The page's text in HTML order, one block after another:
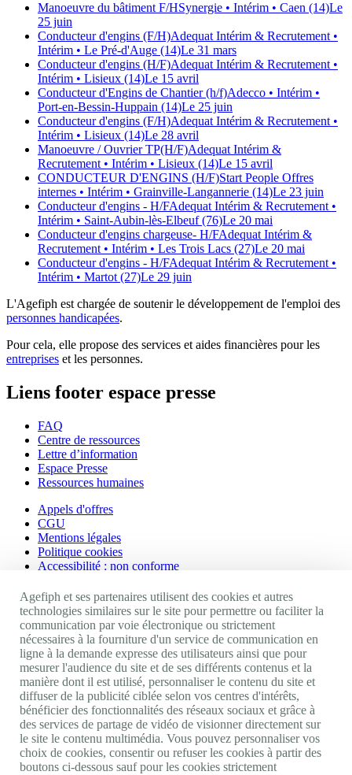
Manoeuvre du bâtiment F/HSynergie • Intérim • Caen (14)Le
25 juin
Conducteur d'engins (F/H)Adequat Intérim & Recrutement •
Intérim • Le Pré-d'Auge (14)Le 31 mars
Conducteur d'engins (H/F)Adequat Intérim & Recrutement •
Intérim • Lisieux (14)Le 15 avril
Conducteur d'Engins de Chantier (h/f)Adecco • Intérim •
Port-en-Bessin-Huppain (14)Le 25 juin
Conducteur d'engins (F/H)Adequat Intérim & Recrutement •
Intérim • Lisieux (14)Le 28 avril
Manoeuvre / Ouvrier TP(H/F)Adequat Intérim &
Recrutement • Intérim • Lisieux (14)Le 15 avril
CONDUCTEUR D'ENGINS (H/F)Start People Offres
internes • Intérim • Grainville-Langannerie (14)Le 23 juin
Conducteur d'engins - H/FAdequat Intérim & Recrutement •
Intérim • Saint-Aubin-lès-Elbeuf (76)Le 20 mai
Conducteur d'engins chargeuse- H/FAdequat Intérim &
Recrutement • Intérim • Les Trois Lacs (27)Le 20 mai
Conducteur d'engins - H/FAdequat Intérim & Recrutement •
Intérim • Martot (27)Le 29 juin
L'Agefiph est chargée de soutenir le développement de l'emploi des
personnes handicapées.
Pour cela, elle propose des services et aides financières pour les
entreprises et les personnes.
Liens footer espace presse
FAQ
Centre de ressources
Lettre d’information
Espace Presse
Ressources humaines
Appels d'offres
CGU
Mentions légales
Politique cookies
Accessibilité : non conforme
Nos autres sites
Site portail Agefiph
Activateur de progrès
Handinnov
Innovation et recherche
Université du RRH
Service AppuiPro
Nous suivre
Youtube
Agefiph et ses partenaires utilisent des cookies et autres
technologies similaires sur le site pour permettre ou faciliter la
communication par voie électronique ou strictement
nécessaires à la fourniture d'un service de communication en
ligne à la demande expresse des utilisateurs ainsi que pour
mesurer l'audience du site et de ses différents contenus et la
manière dont il est utilisé, personnaliser le contenu du site et
diffuser de la publicité ciblée selon vos centres d'intérêts,
bénéficier des fonctionnalités des réseaux sociaux et grâce à
des services de partage de vidéo de visionner directement sur
le site le contenu multimédia. Vous pouvez personnaliser vos
choix de cookies, consentir ou refuser les cookies à partir des
boutons ci-dessous sauf pour les cookies strictement